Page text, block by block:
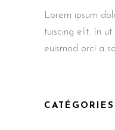
Lorem ipsum
tuiscing elit. In
euismod orci a
CATÉGORIES